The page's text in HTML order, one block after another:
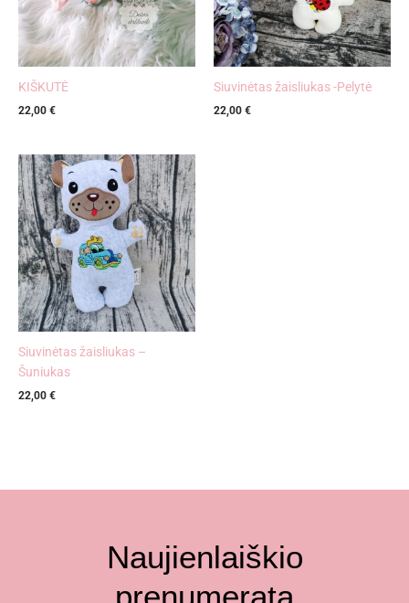
KIŠKUTĖ
22,00 €
Siuvinėtas žaisliukas -Pelytė
22,00 €
Siuvinėtas žaisliukas –
Šuniukas
22,00 €
Naujienlaiškio